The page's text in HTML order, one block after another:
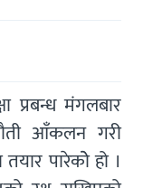
प्रबन्ध मंगलबार
आँकलन गरी
तयार पारेकोे हो ।